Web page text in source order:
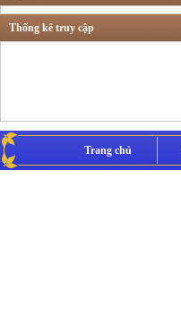
Thừa phát lại
Thống kê truy cập
Trang chủ